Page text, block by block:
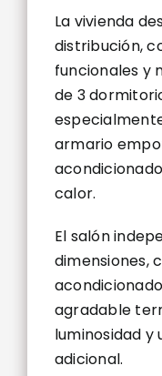
La vivienda
distribución,
funcionales y
de 3
armario
calor.
El salón
dimensiones,
agradable
luminosidad y
adicional.